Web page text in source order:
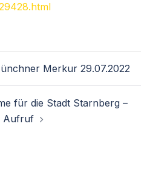
Merkur 29.07.2022
für die Stadt Starnberg –
Aufruf